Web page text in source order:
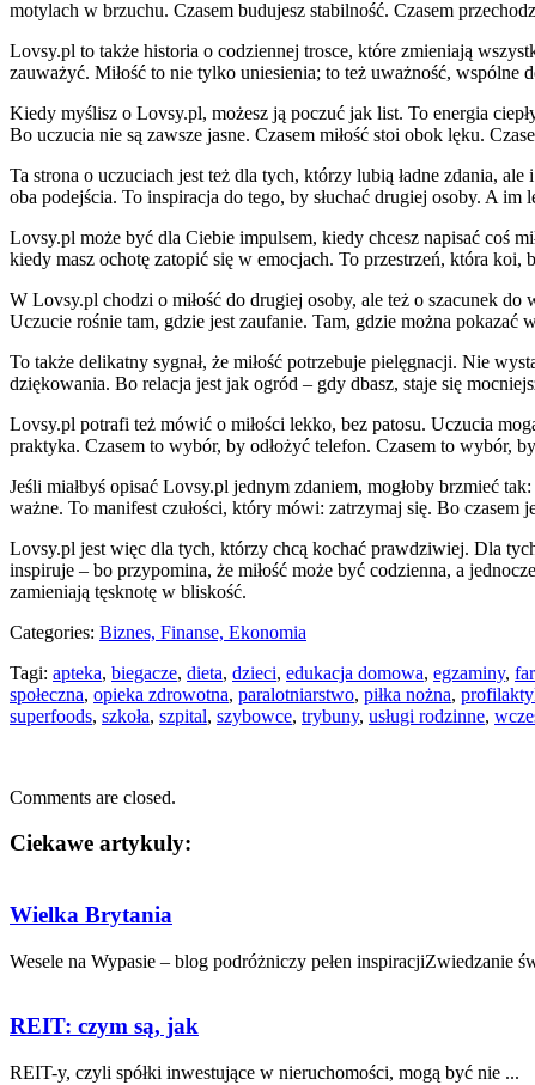
motylach w brzuchu. Czasem budujesz stabilność. Czasem
Lovsy.pl to także historia o codziennej trosce, które zmieniają
zauważyć. Miłość to nie tylko uniesienia; to też uważność, wspólne
Kiedy myślisz o Lovsy.pl, możesz ją poczuć jak list. To energia
Bo uczucia nie są zawsze jasne. Czasem miłość stoi obok lęku.
Ta strona o uczuciach jest też dla tych, którzy lubią ładne zdania,
oba podejścia. To inspiracja do tego, by słuchać drugiej osoby. A
Lovsy.pl może być dla Ciebie impulsem, kiedy chcesz napisać coś
kiedy masz ochotę zatopić się w emocjach. To przestrzeń, która
W Lovsy.pl chodzi o miłość do drugiej osoby, ale też o szacunek
Uczucie rośnie tam, gdzie jest zaufanie. Tam, gdzie można pokazać
To także delikatny sygnał, że miłość potrzebuje pielęgnacji. Nie
dziękowania. Bo relacja jest jak ogród – gdy dbasz, staje się
Lovsy.pl potrafi też mówić o miłości lekko, bez patosu. Uczucia
praktyka. Czasem to wybór, by odłożyć telefon. Czasem to wybór,
Jeśli miałbyś opisać Lovsy.pl jednym zdaniem, mogłoby brzmieć
ważne. To manifest czułości, który mówi: zatrzymaj się. Bo czasem
Lovsy.pl jest więc dla tych, którzy chcą kochać prawdziwiej. Dla
inspiruje – bo przypomina, że miłość może być codzienna, a
zamieniają tęsknotę w bliskość.
Categories: Biznes, Finanse, Ekonomia
Tagi: apteka, biegacze, dieta, dzieci, edukacja domowa, egzaminy,
społeczna, opieka zdrowotna, paralotniarstwo, piłka nożna,
superfoods, szkoła, szpital, szybowce, trybuny, usługi rodzinne,
Comments are closed.
Ciekawe artykuly:
Wielka Brytania
Wesele na Wypasie – blog podróżniczy pełen inspiracjiZwiedzanie
REIT: czym są, jak
REIT-y, czyli spółki ​inwestujące‍ w nieruchomości, mogą ⁤być nie ...